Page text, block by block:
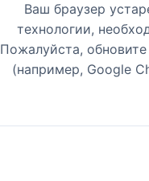
Ваш браузер
технологии,
Пожалуйста,
(например, Google